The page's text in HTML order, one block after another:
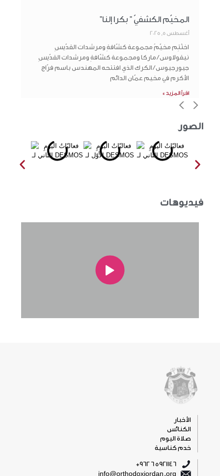
المخيّم الكشفيّ ” بكرا إلنا”
أغسطس 5, 2025
اختُتِم مخيّمُ مجموعة كشّافةِ ومرشدات القدّيسِ
نيقولاوس / ماركا ومجموعة كشّافةِ ومرشدات القدّيسِ
جيورجيوس / الكرك الذي افتتحه المهندس باسم فرّاج
الأكرم في مخيم عمّان الدائم
اقرأ المزيد »
<
>
الصور
فيديوهات
الأخبار
الكنائس
صلاة اليوم
خدم كناسية
5921146 6 962+
info@orthodoxjordan.org